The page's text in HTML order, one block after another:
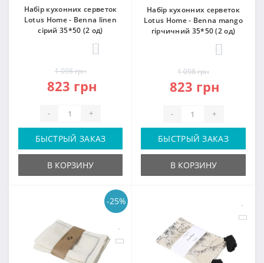
Набір кухонних серветок
Lotus Home - Benna linen
сірий 35*50 (2 од)
1 098 грн
823 грн
- +
БЫСТРЫЙ ЗАКАЗ
В КОРЗИНУ
Набір кухонних серветок
Lotus Home - Benna mango
гірчичний 35*50 (2 од)
1 098 грн
823 грн
- +
БЫСТРЫЙ ЗАКАЗ
В КОРЗИНУ
-25%